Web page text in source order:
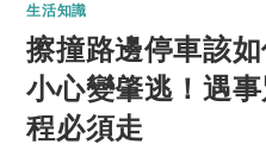
生活知識
擦撞路邊停車該
小心變肇逃！遇
程必須走